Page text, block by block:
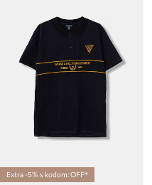
Extra -5% s kodom: OFF*